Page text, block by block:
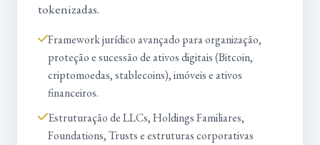
tokenizadas.
Framework jurídico avançado para organização,
proteção e sucessão de ativos digitais (Bitcoin,
criptomoedas, stablecoins), imóveis e ativos
financeiros.
Estruturação de LLCs, Holdings Familiares,
Foundations, Trusts e estruturas corporativas